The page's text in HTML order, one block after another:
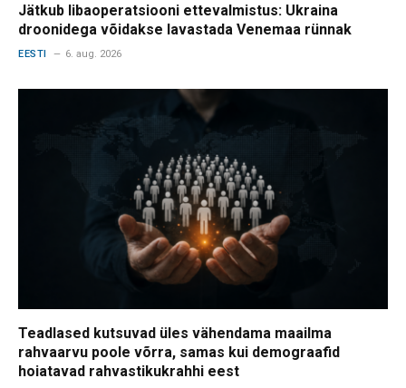
Jätkub libaoperatsiooni ettevalmistus: Ukraina
droonidega võidakse lavastada Venemaa rünnak
EESTI 6. aug. 2026
Teadlased kutsuvad üles vähendama maailma
rahvaarvu poole võrra, samas kui demograafid
hoiatavad rahvastikukrahhi eest